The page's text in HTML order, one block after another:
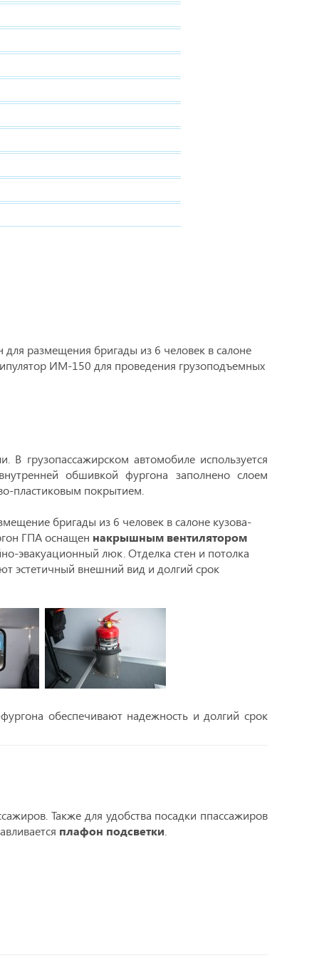
размещения бригады из 6 человек в салоне
ИМ-150 для проведения грузоподъемных
В грузопассажирском автомобиле используется
обшивкой фургона заполнено слоем
пластиковым покрытием.
бригады из 6 человек в салоне кузова-
ГПА оснащен накрышным вентилятором
эвакуационный люк. Отделка стен и потолка
эстетичный внешний вид и долгий срок
обеспечивают надежность и долгий срок
Также для удобства посадки ппассажиров
плафон подсветки